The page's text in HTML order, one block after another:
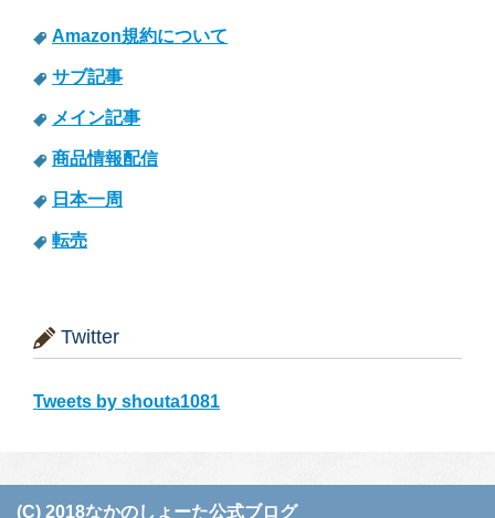
Amazon規約について
サブ記事
メイン記事
商品情報配信
日本一周
転売
Twitter
Tweets by shouta1081
(C) 2018なかのしょーた公式ブログ